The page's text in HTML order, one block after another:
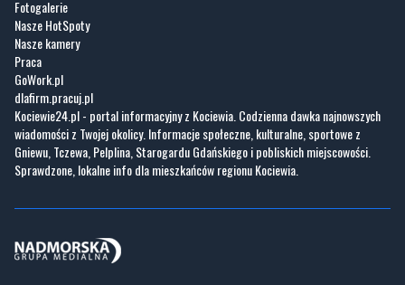
GoWork.pl
dlafirm.pracuj.pl
Kociewie24.pl - portal informacyjny z Kociewia. Codzienna dawka najnowszych
wiadomości z Twojej okolicy. Informacje społeczne, kulturalne, sportowe z
Gniewu, Tczewa, Pelplina, Starogardu Gdańskiego i pobliskich miejscowości.
Sprawdzone, lokalne info dla mieszkańców regionu Kociewia.